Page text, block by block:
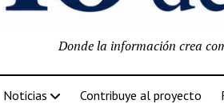
Donde la información crea
Noticias Contribuye al proyecto